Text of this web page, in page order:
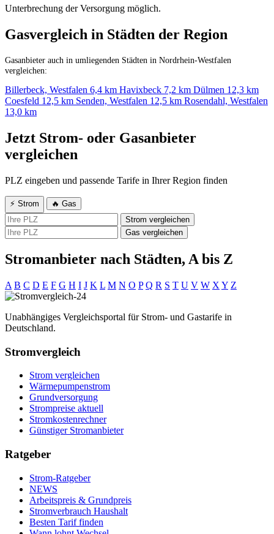
Unterbrechung der Versorgung möglich.
Gasvergleich in Städten der Region
Gasanbieter auch in umliegenden Städten in Nordrhein-Westfalen
vergleichen:
Billerbeck, Westfalen 6,4 km Havixbeck 7,2 km Dülmen 12,3 km
Coesfeld 12,5 km Senden, Westfalen 12,5 km Rosendahl, Westfalen
13,0 km
Jetzt Strom- oder Gasanbieter
vergleichen
PLZ eingeben und passende Tarife in Ihrer Region finden
⚡ Strom
🔥 Gas
Strom vergleichen
Gas vergleichen
Stromanbieter nach Städten, A bis Z
A B C D E F G H I J K L M N O P Q R S T U V W X Y Z
Unabhängiges Vergleichsportal für Strom- und Gastarife in
Deutschland.
Stromvergleich
Strom vergleichen
Wärmepumpenstrom
Grundversorgung
Strompreise aktuell
Stromkostenrechner
Günstiger Stromanbieter
Ratgeber
Strom-Ratgeber
NEWS
Arbeitspreis & Grundpreis
Stromverbrauch Haushalt
Besten Tarif finden